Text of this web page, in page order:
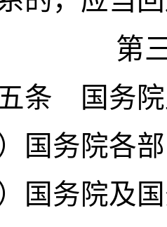
第
国务院监
务院各部
务院及国